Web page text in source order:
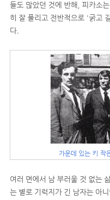
들도 많았던 것에 반해, 피카소
히 잘 풀리고 전반적으로 '굵고
다.
가운데 있는 키 작
여러 면에서 남 부러울 것 없는
는 별로 기럭지가 긴 남자는 아